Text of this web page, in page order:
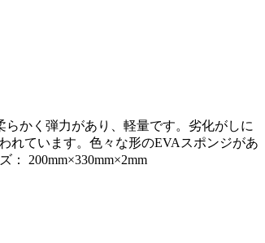
らかく弾力があり、軽量です。劣化がしに
れています。色々な形のEVAスポンジがあ
200mm×330mm×2mm